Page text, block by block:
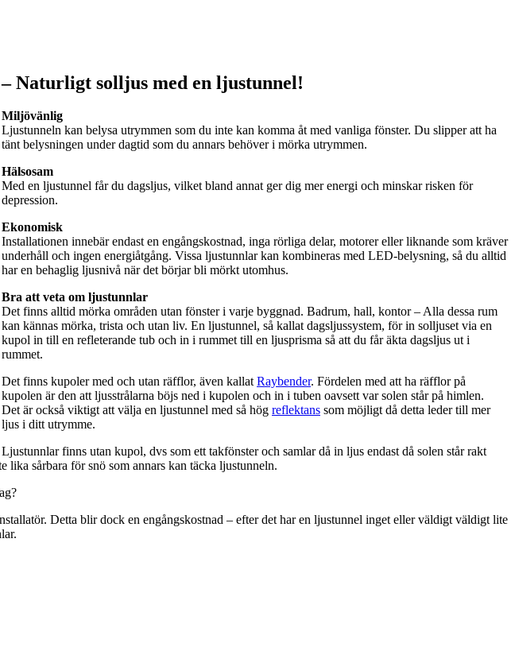
– Naturligt solljus med en ljustunnel!
Miljövänlig
Ljustunneln kan belysa utrymmen som du inte kan komma åt med vanliga fönster. Du slipper att ha
tänt belysningen under dagtid som du annars behöver i mörka utrymmen.
Hälsosam
Med en ljustunnel får du dagsljus, vilket bland annat ger dig mer energi och minskar risken för
depression.
Ekonomisk
Installationen innebär endast en engångskostnad, inga rörliga delar, motorer eller liknande som kräver
underhåll och ingen energiåtgång. Vissa ljustunnlar kan kombineras med LED-belysning, så du alltid
har en behaglig ljusnivå när det börjar bli mörkt utomhus.
Bra att veta om ljustunnlar
Det finns alltid mörka områden utan fönster i varje byggnad. Badrum, hall, kontor – Alla dessa rum
kan kännas mörka, trista och utan liv. En ljustunnel, så kallat dagsljussystem, för in solljuset via en
kupol in till en refleterande tub och in i rummet till en ljusprisma så att du får äkta dagsljus ut i
rummet.
Det finns kupoler med och utan räfflor, även kallatRaybender. Fördelen med att ha räfflor på
kupolen är den att ljusstrålarna böjs ned i kupolen och in i tuben oavsett var solen står på himlen.
Det är också viktigt att välja en ljustunnel med så hög reflektans som möjligt då detta leder till mer
ljus i ditt utrymme.
Ljustunnlar finns utan kupol, dvs som ett takfönster och samlar då in ljus endast då solen står rakt
sårbara för snö som annars kan täcka ljustunneln.
Detta blir dock en engångskostnad – efter det har en ljustunnel inget eller väldigt väldigt lite